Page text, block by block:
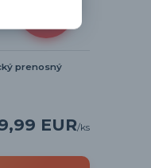
prenosný
EUR/ks